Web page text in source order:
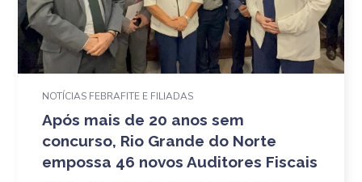
NOTÍCIAS FEBRAFITE E FILIADAS
Após mais de 20 anos sem
concurso, Rio Grande do Norte
empossa 46 novos Auditores Fiscais